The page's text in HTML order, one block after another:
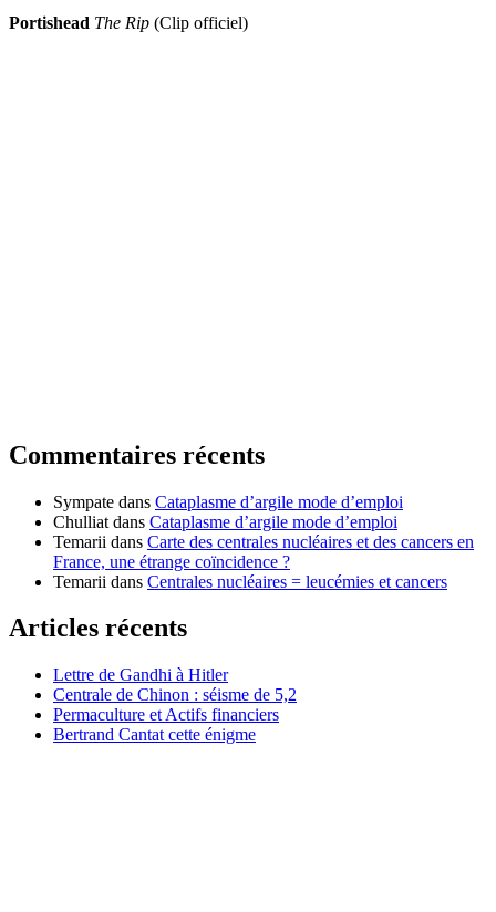
Portishead The Rip (Clip officiel)
Commentaires récents
Sympate dans Cataplasme d’argile mode d’emploi
Chulliat dans Cataplasme d’argile mode d’emploi
Temarii dans Carte des centrales nucléaires et des cancers en
France, une étrange coïncidence ?
Temarii dans Centrales nucléaires = leucémies et cancers
Articles récents
Lettre de Gandhi à Hitler
Centrale de Chinon : séisme de 5,2
Permaculture et Actifs financiers
Bertrand Cantat cette énigme